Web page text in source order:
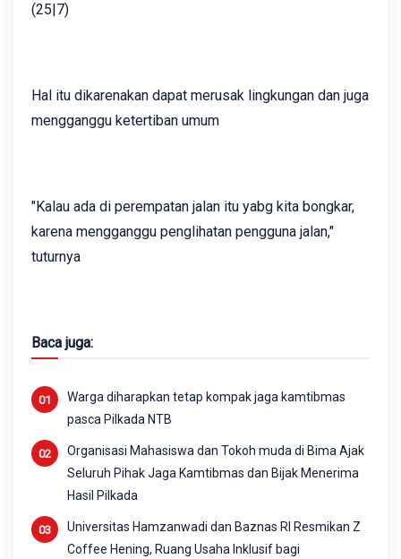
(25|7)
Hal itu dikarenakan dapat merusak lingkungan dan juga
mengganggu ketertiban umum
"Kalau ada di perempatan jalan itu yabg kita bongkar,
karena mengganggu penglihatan pengguna jalan,"
tuturnya
Baca juga:
Warga diharapkan tetap kompak jaga kamtibmas
pasca Pilkada NTB
Organisasi Mahasiswa dan Tokoh muda di Bima Ajak
Seluruh Pihak Jaga Kamtibmas dan Bijak Menerima
Hasil Pilkada
Universitas Hamzanwadi dan Baznas RI Resmikan Z
Coffee Hening, Ruang Usaha Inklusif bagi